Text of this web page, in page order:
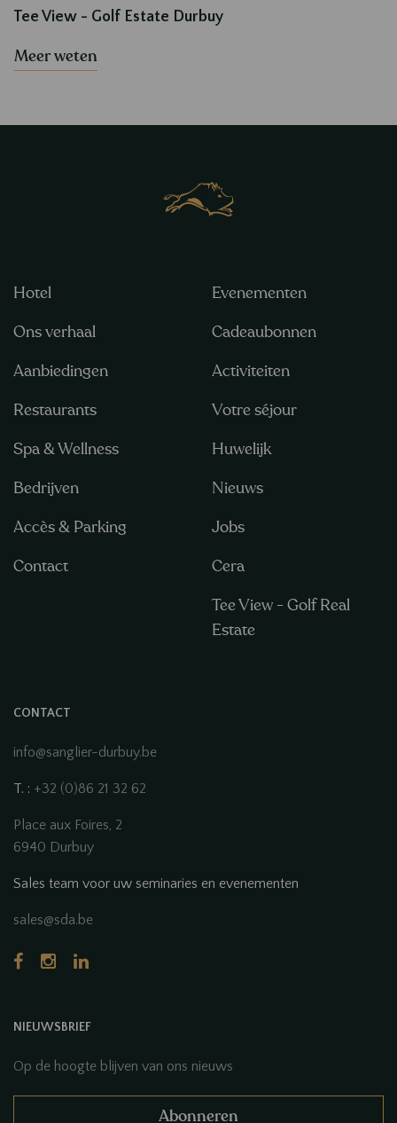
Tee View - Golf Estate Durbuy
Meer weten
Hotel
Ons verhaal
Aanbiedingen
Restaurants
Spa & Wellness
Bedrijven
Accès & Parking
Contact
Evenementen
Cadeaubonnen
Activiteiten
Votre séjour
Huwelijk
Nieuws
Jobs
Cera
Tee View - Golf Real
Estate
CONTACT
info@sanglier-durbuy.be
T. : +32 (0)86 21 32 62
Place aux Foires, 2
6940 Durbuy
Sales team voor uw seminaries en evenementen
sales@sda.be
NIEUWSBRIEF
Op de hoogte blijven van ons nieuws
Abonneren